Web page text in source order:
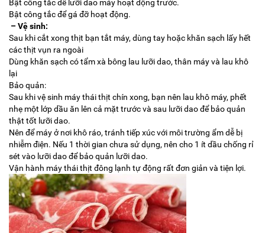
Bật công tắc để lưỡi dao máy hoạt động trước.
Bật công tắc để gá đỡ hoạt động.
– Vệ sinh:
Sau khi cắt xong thịt bạn tắt máy, dùng tay hoặc khăn sạch lấy hết
các thịt vụn ra ngoài
Dùng khăn sạch có tẩm xà bông lau lưỡi dao, thân máy và lau khô
lại
Bảo quản:
Sau khi vệ sinh máy thái thịt chín xong, bạn nên lau khô máy, phết
nhẹ một lớp dầu ăn lên cả mặt trước và sau lưỡi dao để bảo quản
thật tốt lưỡi dao.
Nên để máy ở nơi khô ráo, tránh tiếp xúc với môi trường ẩm dễ bị
nhiễm điện. Nếu 1 thời gian chưa sử dụng, nên cho 1 ít dầu chống rỉ
sét vào lưỡi dao để bảo quản lưỡi dao.
Vận hành máy thái thịt đông lạnh tự động rất đơn giản và tiện lợi.